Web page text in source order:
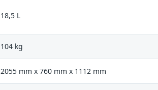
18,5 L
104 kg
2055 mm x 760 mm x 1112 mm